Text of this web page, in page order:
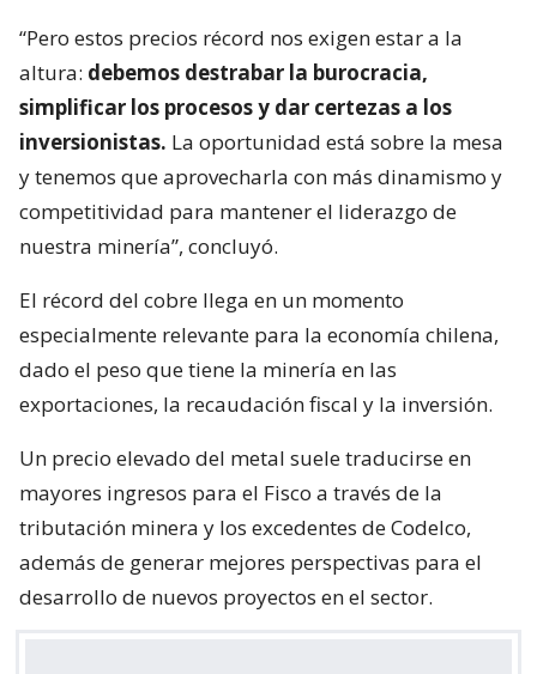
“Pero estos precios récord nos exigen estar a la
altura: debemos destrabar la burocracia,
simplificar los procesos y dar certezas a los
inversionistas. La oportunidad está sobre la mesa
y tenemos que aprovecharla con más dinamismo y
competitividad para mantener el liderazgo de
nuestra minería”, concluyó.
El récord del cobre llega en un momento
especialmente relevante para la economía chilena,
dado el peso que tiene la minería en las
exportaciones, la recaudación fiscal y la inversión.
Un precio elevado del metal suele traducirse en
mayores ingresos para el Fisco a través de la
tributación minera y los excedentes de Codelco,
además de generar mejores perspectivas para el
desarrollo de nuevos proyectos en el sector.